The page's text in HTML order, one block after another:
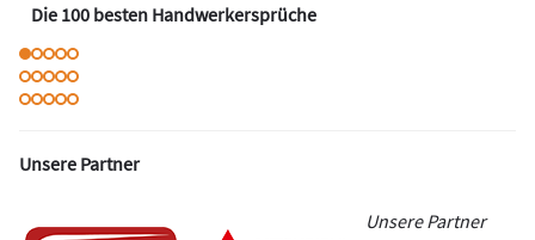
Die 100 besten Handwerkersprüche
Unsere Partner
Unsere Partner